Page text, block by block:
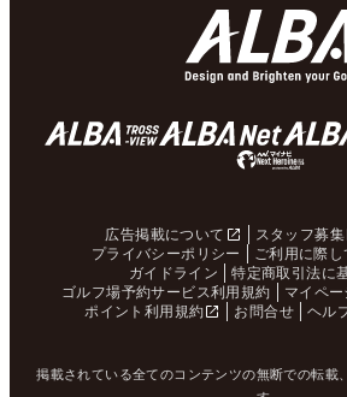
広告掲載について スタッフ募集
プライバシーポリシー
ご利用に際し
ガイドライン
特定商取引法に
ゴルフ場予約サービス利用規約
マイペ
ポイント利用規約
お問合せ ヘル
掲載されている全てのコンテンツの無断での転載